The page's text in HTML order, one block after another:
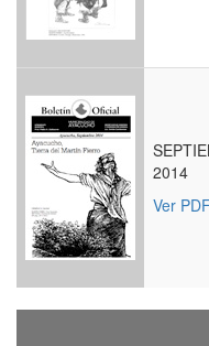
2014
Ver PDF